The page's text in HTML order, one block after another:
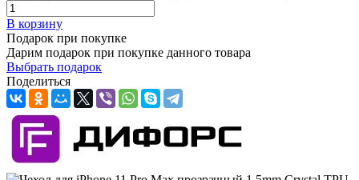
В корзину
Подарок при покупке
Дарим подарок при покупке данного товара
Выбрать подарок
Поделиться